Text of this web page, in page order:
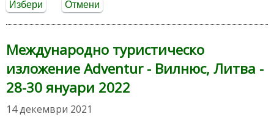
Международно туристическо
изложение Adventur - Вилнюс, Литва -
28-30 януари 2022
14 декември 2021